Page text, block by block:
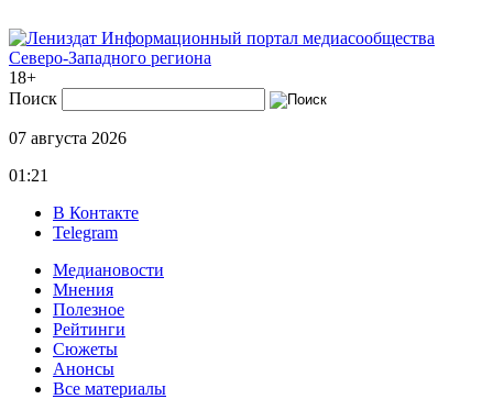
Информационный портал медиасообщества
Северо-Западного региона
18+
Поиск
07 августа 2026
01:21
В Контакте
Telegram
Медиановости
Мнения
Полезное
Рейтинги
Сюжеты
Анонсы
Все материалы